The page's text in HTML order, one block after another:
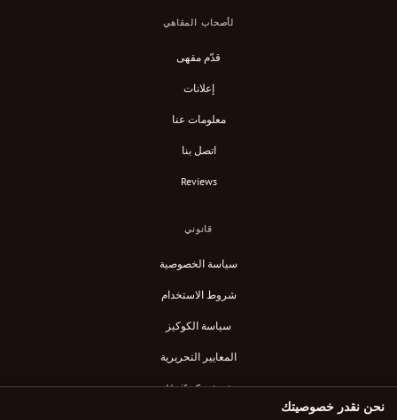
لأصحاب المقاهي
قدّم مقهى
إعلانات
معلومات عنا
اتصل بنا
Reviews
قانوني
سياسة الخصوصية
شروط الاستخدام
سياسة الكوكيز
المعايير التحريرية
Verify Content
نحن نقدر خصوصيتك